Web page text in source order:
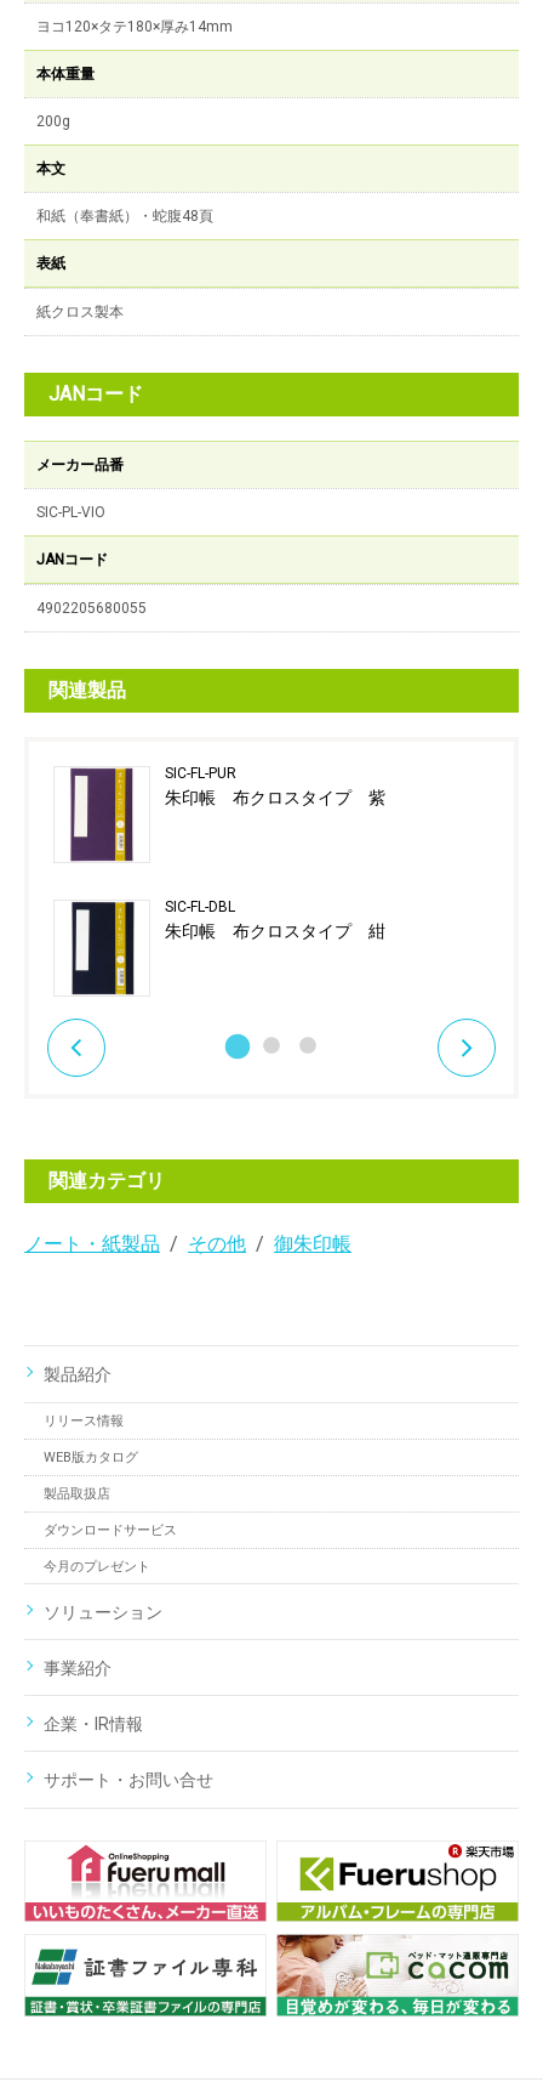
ヨコ120×タテ180×厚み14mm
本体重量
200g
本文
和紙（奉書紙）・蛇腹48頁
表紙
紙クロス製本
JANコード
メーカー品番
SIC-PL-VIO
JANコード
4902205680055
関連製品
SIC-FL-PUR
朱印帳 布クロスタイプ 紫
SIC-FL-DBL
朱印帳 布クロスタイプ 紺
関連カテゴリ
ノート・紙製品 その他 御朱印帳
製品紹介
リリース情報
WEB版カタログ
製品取扱店
ダウンロードサービス
今月のプレゼント
ソリューション
事業紹介
企業・IR情報
サポート・お問い合せ